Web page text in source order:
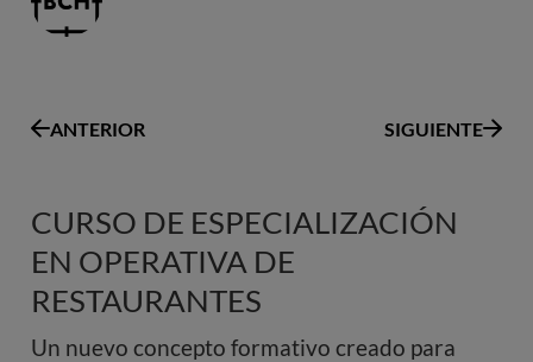
ANTERIOR SIGUIENTE
CURSO DE ESPECIALIZACIÓN
EN OPERATIVA DE
RESTAURANTES
Un nuevo concepto formativo creado para